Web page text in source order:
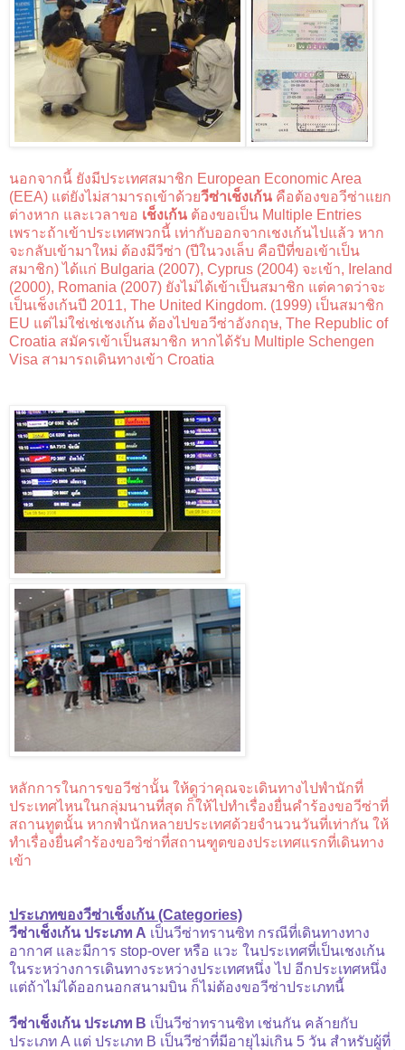
นอกจากนี้ ยังมีประเทศสมาชิก European Economic Area
(EEA) แต่ยังไม่สามารถเข้าด้วยวีซ่าเช็งเก้น คือต้องขอวีซ่าแยก
ต่างหาก และเวลาขอ เช็งเก้น ต้องขอเป็น Multiple Entries
เพราะถ้าเข้าประเทศพวกนี้ เท่ากับออกจากเชงเก้นไปแล้ว หาก
จะกลับเข้ามาใหม่ ต้องมีวีซ่า (ปีในวงเล็บ คือปีที่ขอเข้าเป็น
สมาชิก) ได้แก่ Bulgaria (2007), Cyprus (2004) จะเข้า, Ireland
(2000), Romania (2007) ยังไม่ได้เข้าเป็นสมาชิก แต่คาดว่าจะ
เป็นเช็งเก้นปี 2011, The United Kingdom. (1999) เป็นสมาชิก
EU แต่ไม่ใช่เช่เชงเก้น ต้องไปขอวีซ่าอังกฤษ, The Republic of
Croatia สมัครเข้าเป็นสมาชิก หากได้รับ Multiple Schengen
Visa สามารถเดินทางเข้า Croatia
หลักการในการขอวีซ่านั้น ให้ดูว่าคุณจะเดินทางไปพำนักที่
ประเทศไหนในกลุ่มนานที่สุด ก็ให้ไปทำเรื่องยื่นคำร้องขอวีซ่าที่
สถานทูตนั้น หากพำนักหลายประเทศด้วยจำนวนวันที่เท่ากัน ให้
ทำเรื่องยื่นคำร้องขอวิซ่าที่สถานฑูตของประเทศแรกที่เดินทาง
เข้า
ประเภทของวีซ่าเช็งเก้น (Categories)
วีซ่าเช็งเก้น ประเภท A เป็นวีซ่าทรานซิท กรณีที่เดินทางทาง
อากาศ และมีการ stop-over หรือ แวะ ในประเทศที่เป็นเชงเก้น
ในระหว่างการเดินทางระหว่างประเทศหนึ่ง ไป อีกประเทศหนึ่ง
แต่ถ้าไม่ได้ออกนอกสนามบิน ก็ไม่ต้องขอวีซ่าประเภทนี้
วีซ่าเช็งเก้น ประเภท B เป็นวีซ่าทรานซิท เช่นกัน คล้ายกับ
ประเภท A แต่ ประเภท B เป็นวีซ่าที่มีอายุไม่เกิน 5 วัน สำหรับผู้ที่